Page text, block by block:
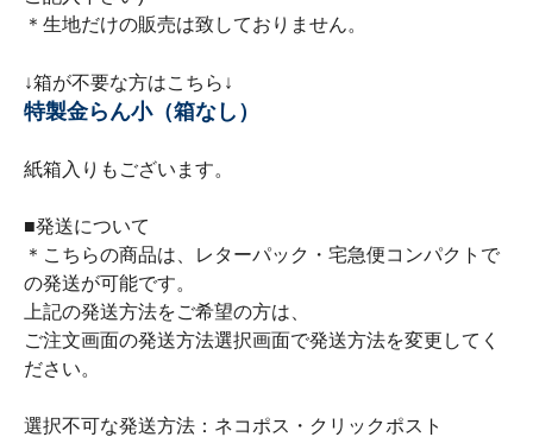
＊生地だけの販売は致しておりません。
↓箱が不要な方はこちら↓
特製金らん小（箱なし）
紙箱入りもございます。
■発送について
＊こちらの商品は、レターパック・宅急便コンパクトで
の発送が可能です。
上記の発送方法をご希望の方は、
ご注文画面の発送方法選択画面で発送方法を変更してく
ださい。
選択不可な発送方法：ネコポス・クリックポスト